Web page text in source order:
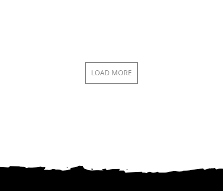
LOAD MORE